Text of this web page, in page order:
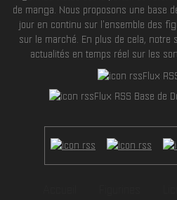
de manga. Nous proposons une base
jour en continu sur l'ensemble des
sur le marché. En plus de cela, notre
actualités en temps réel sur les
Flux
Flux RSS Base de